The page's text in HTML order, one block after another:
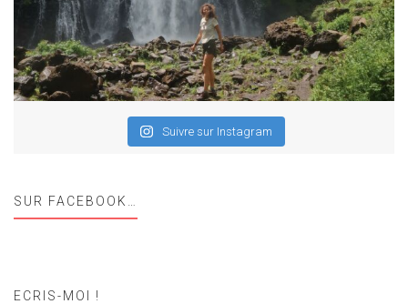
Suivre sur Instagram
SUR FACEBOOK…
ECRIS-MOI !